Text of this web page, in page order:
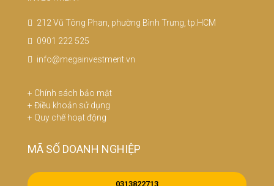
212 Vũ Tông Phan, phường Bình Trưng, tp.HCM
0901 222 525
info@megainvestment.vn
+ Chính sách bảo mật
+ Điều khoản sử dụng
+ Quy chế hoạt động
MÃ SỐ DOANH NGHIỆP
0313822713